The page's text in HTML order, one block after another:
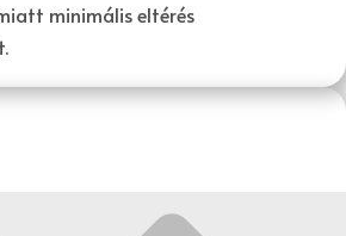
minimális eltérés